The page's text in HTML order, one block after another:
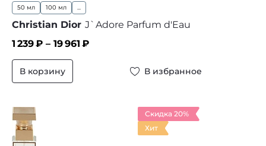
50 мл 100 мл ...
Christian Dior J`Adore Parfum d'Eau
1 239₽ – 19 961 ₽
В корзину В избранное
Скидка 20%
Хит